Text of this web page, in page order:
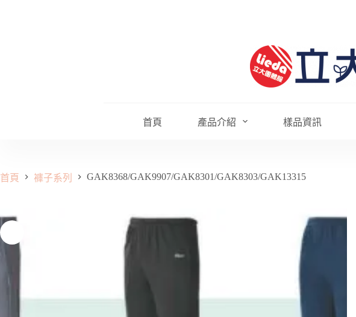
首頁 產品介紹 樣品資訊
首頁 褲子系列 GAK8368/GAK9907/GAK8301/GAK8303/GAK13315